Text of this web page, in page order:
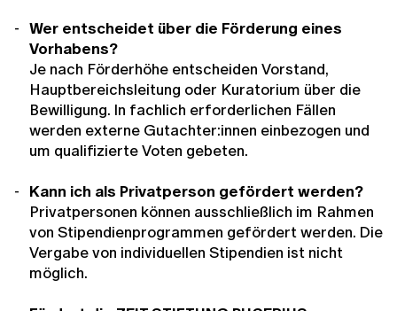
Wer entscheidet über die Förderung eines
Vorhabens?
Je nach Förderhöhe entscheiden Vorstand,
Hauptbereichsleitung oder Kuratorium über die
Bewilligung. In fachlich erforderlichen Fällen
werden externe Gutachter:innen einbezogen und
um qualifizierte Voten gebeten.
Kann ich als Privatperson gefördert werden?
Privatpersonen können ausschließlich im Rahmen
von Stipendienprogrammen gefördert werden. Die
Vergabe von individuellen Stipendien ist nicht
möglich.